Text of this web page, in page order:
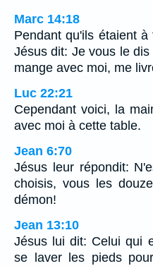
Marc 14:18
Pendant qu'ils étaient
Jésus dit: Je vous le
mange avec moi, me
Luc 22:21
Cependant voici, la
avec moi à cette table.
Jean 6:70
Jésus leur répondit:
choisis, vous les
démon!
Jean 13:10
Jésus lui dit: Celui qui
se laver les pieds